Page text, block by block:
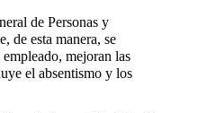
de Personas y
de esta manera, se
mejoran las
el absentismo y los